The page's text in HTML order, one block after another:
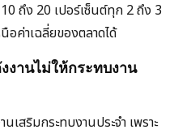
ถึง 20 เปอร์เซ็นต์ทุก 2 ถึง 3
อค่าเฉลี่ยของตลาดได้
งานไม่ให้กระทบงาน
สริมกระทบงานประจำ เพราะ